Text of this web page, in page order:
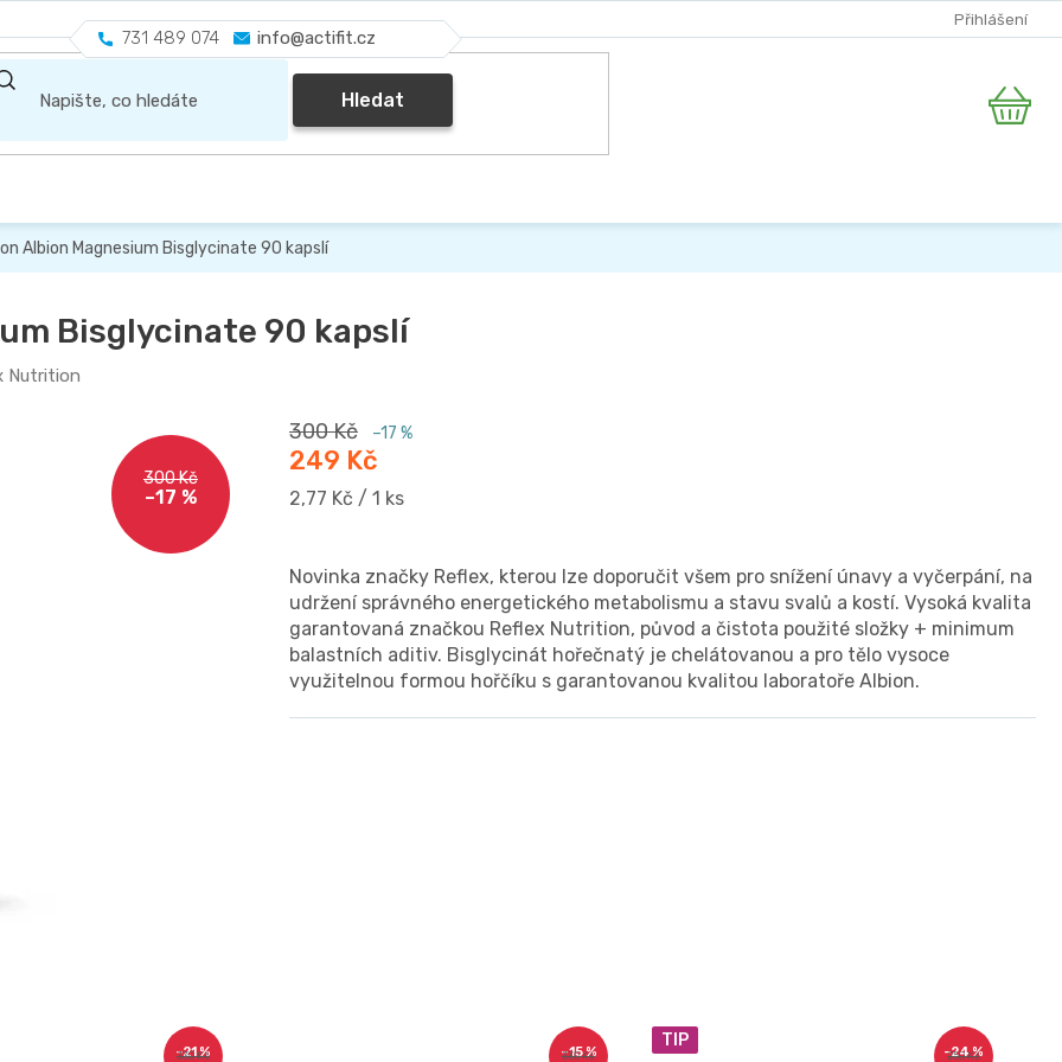
731 489 074 info@actifit.cz
Přihlášení
Hledat Nákupní
Albion Magnesium Bisglycinate 90 kapslí
Bisglycinate 90 kapslí
Nutrition
300 Kč
–17 %
300 Kč –17 %
249 Kč
Měrná
2,77 Kč / 1 ks
Novinka značky Reflex, kterou lze doporučit všem pro snížení únavy a vyčerpání, na
udržení správného energetického metabolismu a stavu svalů a kostí. Vysoká kvalita
garantovaná značkou Reflex Nutrition, původ a čistota použité složky + minimum
balastních aditiv. Bisglycinát hořečnatý je chelátovanou a pro tělo vysoce
využitelnou formou hořčíku s garantovanou kvalitou laboratoře Albion.
330 Kč
–21 % 330 Kč
–15 %
TIP
250 Kč
–24 %